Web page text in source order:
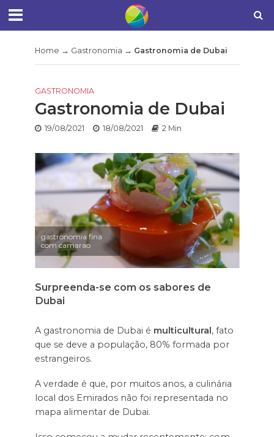
Home → Gastronomia → Gastronomia de Dubai
GASTRONOMIA
Gastronomia de Dubai
19/08/2021 18/08/2021 2 Min
gastronomia fina
com camarao
Surpreenda-se com os sabores de
Dubai
A gastronomia de Dubai é multicultural, fato
que se deve a população, 80% formada por
estrangeiros.
A verdade é que, por muitos anos, a culinária
local dos Emirados não foi representada no
mapa alimentar de Dubai.